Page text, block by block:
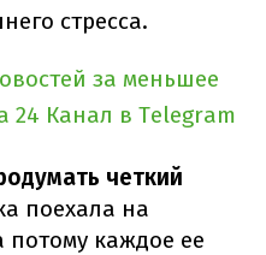
стресса.
за меньшее
24 Канал в Telegram
четкий
поехала на
каждое ее